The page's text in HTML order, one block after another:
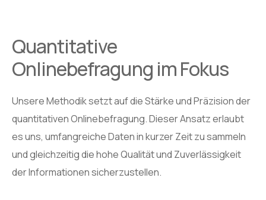
Quantitative
Onlinebefragung im Fokus
Unsere Methodik setzt auf die Stärke und Präzision der
quantitativen Onlinebefragung. Dieser Ansatz erlaubt
es uns, umfangreiche Daten in kurzer Zeit zu sammeln
und gleichzeitig die hohe Qualität und Zuverlässigkeit
der Informationen sicherzustellen.